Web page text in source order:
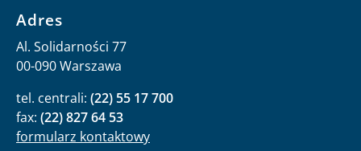
Adres
Al. Solidarności 77
00-090 Warszawa
tel. centrali: (22) 55 17 700
fax: (22) 827 64 53
formularz kontaktowy